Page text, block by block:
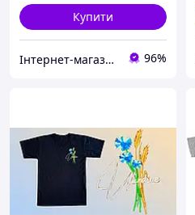
Купити
Інтернет-магазин "Uniqum Style". Створи свій унікальний стиль! 96%